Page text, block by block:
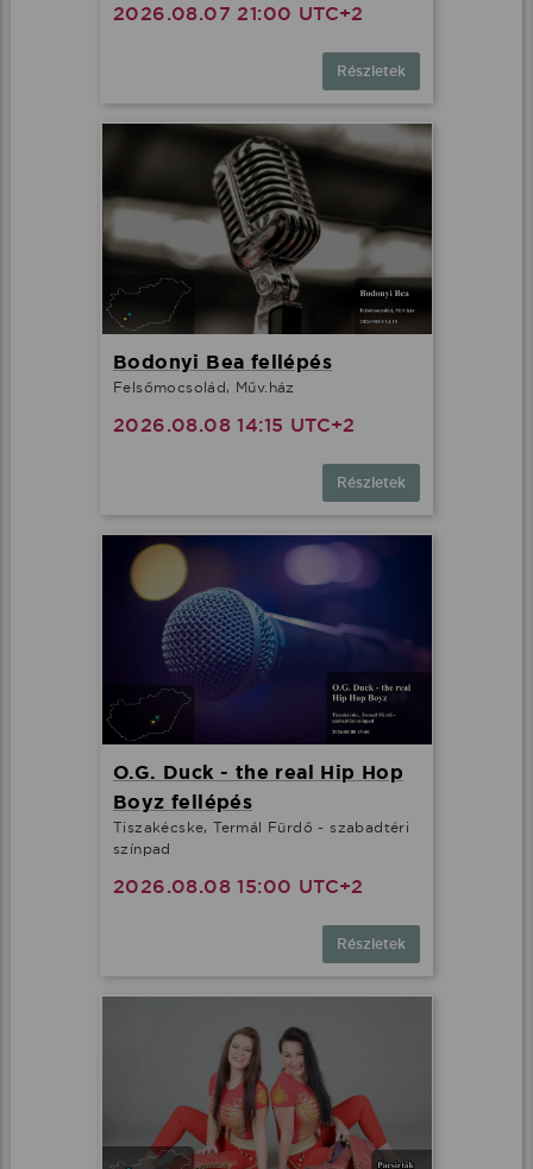
2026.08.07 21:00 UTC+2
Részletek
Bodonyi Bea fellépés
Felsőmocsolád, Műv.ház
2026.08.08 14:15 UTC+2
Részletek
O.G. Duck - the real Hip Hop
Boyz fellépés
Tiszakécske, Termál Fürdő - szabadtéri
színpad
2026.08.08 15:00 UTC+2
Részletek